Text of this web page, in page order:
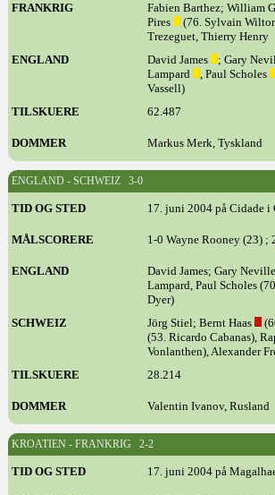
FRANKRIG
Fabien Barthez; William
Pires
(76. Sylvain
Trezeguet, Thierry Henry
ENGLAND
David James
; Gary
Lampard
, Paul Scholes
Vassell)
TILSKUERE
62.487
DOMMER Markus Merk, Tyskland
ENGLAND - SCHWEIZ 3-0
TID OG STED 17. juni 2004 på Cidade i
MÅLSCORERE 1-0 Wayne Rooney (23) ;
ENGLAND
David James; Gary
Lampard, Paul Scholes
Dyer)
SCHWEIZ
Jörg Stiel; Bernt Haas
(53. Ricardo Cabanas),
Vonlanthen), Alexander
TILSKUERE
28.214
DOMMER Valentin Ivanov, Rusland
KROATIEN - FRANKRIG 2-2
TID OG STED 17. juni 2004 på